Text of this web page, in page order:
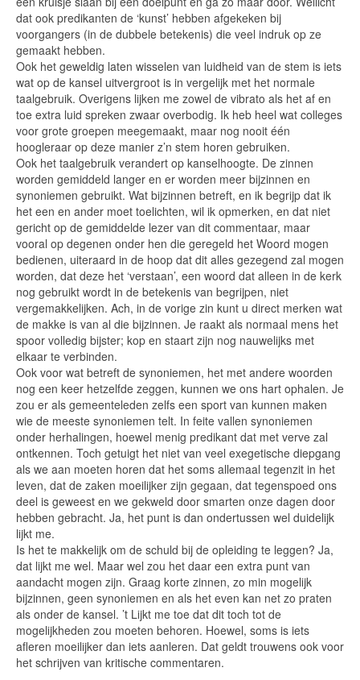
dat ook predikanten de ‘kunst’ hebben afgekeken bij
voorgangers (in de dubbele betekenis) die veel indruk op ze
gemaakt hebben.
Ook het geweldig laten wisselen van luidheid van de stem is iets
wat op de kansel uitvergroot is in vergelijk met het normale
taalgebruik. Overigens lijken me zowel de vibrato als het af en
toe extra luid spreken zwaar overbodig. Ik heb heel wat colleges
voor grote groepen meegemaakt, maar nog nooit één
hoogleraar op deze manier z’n stem horen gebruiken.
Ook het taalgebruik verandert op kanselhoogte. De zinnen
worden gemiddeld langer en er worden meer bijzinnen en
synoniemen gebruikt. Wat bijzinnen betreft, en ik begrijp dat ik
het een en ander moet toelichten, wil ik opmerken, en dat niet
gericht op de gemiddelde lezer van dit commentaar, maar
vooral op degenen onder hen die geregeld het Woord mogen
bedienen, uiteraard in de hoop dat dit alles gezegend zal mogen
worden, dat deze het ‘verstaan’, een woord dat alleen in de kerk
nog gebruikt wordt in de betekenis van begrijpen, niet
vergemakkelijken. Ach, in de vorige zin kunt u direct merken wat
de makke is van al die bijzinnen. Je raakt als normaal mens het
spoor volledig bijster; kop en staart zijn nog nauwelijks met
elkaar te verbinden.
Ook voor wat betreft de synoniemen, het met andere woorden
nog een keer hetzelfde zeggen, kunnen we ons hart ophalen. Je
zou er als gemeenteleden zelfs een sport van kunnen maken
wie de meeste synoniemen telt. In feite vallen synoniemen
onder herhalingen, hoewel menig predikant dat met verve zal
ontkennen. Toch getuigt het niet van veel exegetische diepgang
als we aan moeten horen dat het soms allemaal tegenzit in het
leven, dat de zaken moeilijker zijn gegaan, dat tegenspoed ons
deel is geweest en we gekweld door smarten onze dagen door
hebben gebracht. Ja, het punt is dan ondertussen wel duidelijk
lijkt me.
Is het te makkelijk om de schuld bij de opleiding te leggen? Ja,
dat lijkt me wel. Maar wel zou het daar een extra punt van
aandacht mogen zijn. Graag korte zinnen, zo min mogelijk
bijzinnen, geen synoniemen en als het even kan net zo praten
als onder de kansel. ’t Lijkt me toe dat dit toch tot de
mogelijkheden zou moeten behoren. Hoewel, soms is iets
afleren moeilijker dan iets aanleren. Dat geldt trouwens ook voor
het schrijven van kritische commentaren.